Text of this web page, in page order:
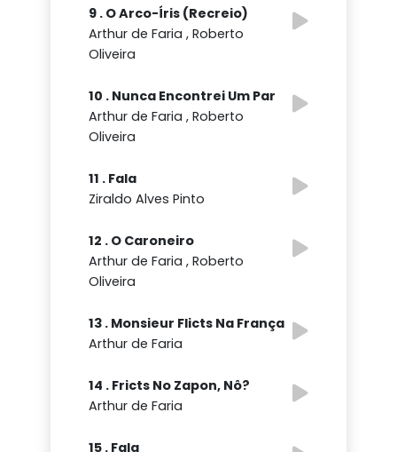
9 . O Arco-Íris (Recreio)
Arthur de Faria , Roberto
Oliveira
10 . Nunca Encontrei Um Par
Arthur de Faria , Roberto
Oliveira
11 . Fala
Ziraldo Alves Pinto
12 . O Caroneiro
Arthur de Faria , Roberto
Oliveira
13 . Monsieur Flicts Na França
Arthur de Faria
14 . Fricts No Zapon, Nô?
Arthur de Faria
15 . Fala